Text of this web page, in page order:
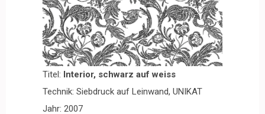
Titel: Interior, schwarz auf weiss
Technik: Siebdruck auf Leinwand, UNIKAT
Jahr: 2007